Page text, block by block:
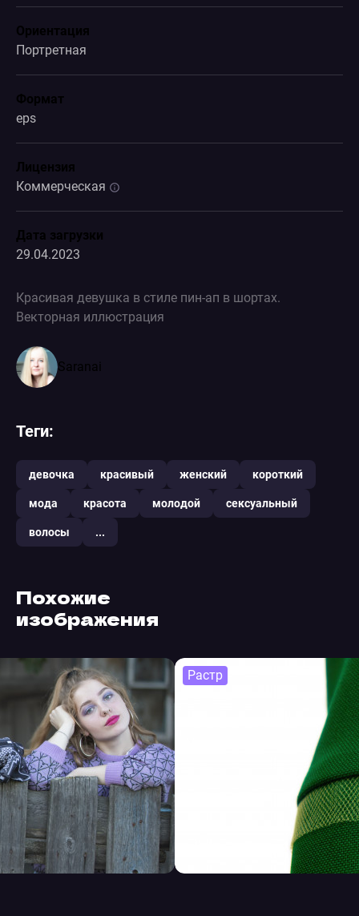
Ориентация
Портретная
Формат
eps
Лицензия
Коммерческая
Дата загрузки
29.04.2023
Красивая девушка в стиле пин-ап в шортах.
Векторная иллюстрация
Saranai
Теги:
девочка красивый женский короткий
мода красота молодой сексуальный
волосы ...
Похожие
изображения
Растр